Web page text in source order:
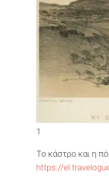
1
Το κάστρο και η
https://